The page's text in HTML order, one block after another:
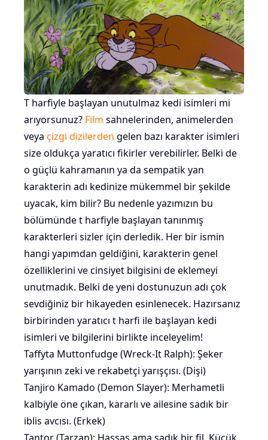
T harfiyle başlayan unutulmaz kedi isimleri mi
arıyorsunuz? Film sahnelerinden, animelerden
veya çizgi dizilerden gelen bazı karakter isimleri
size oldukça yaratıcı fikirler verebilirler. Belki de
o güçlü kahramanın ya da sempatik yan
karakterin adı kedinize mükemmel bir şekilde
uyacak, kim bilir? Bu nedenle yazımızın bu
bölümünde t harfiyle başlayan tanınmış
karakterleri sizler için derledik. Her bir ismin
hangi yapımdan geldiğini, karakterin genel
özelliklerini ve cinsiyet bilgisini de eklemeyi
unutmadık. Belki de yeni dostunuzun adı çok
sevdiğiniz bir hikayeden esinlenecek. Hazırsanız
birbirinden yaratıcı t harfi ile başlayan kedi
isimleri ve bilgilerini birlikte inceleyelim!
Taffyta Muttonfudge (Wreck-It Ralph): Şeker
yarışının zeki ve rekabetçi yarışçısı. (Dişi)
Tanjiro Kamado (Demon Slayer): Merhametli
kalbiyle öne çıkan, kararlı ve ailesine sadık bir
iblis avcısı. (Erkek)